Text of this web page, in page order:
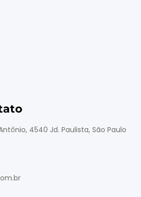
4540 Jd. Paulista, São Paulo